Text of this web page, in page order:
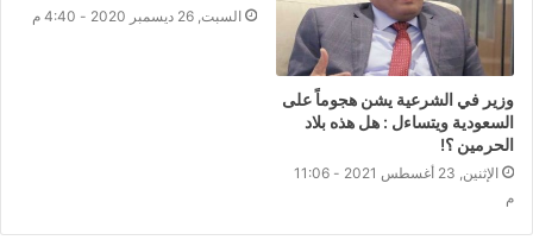
وزير في الشرعية يشن هجوماً على
السعودية ويتساءل : هل هذه بلاد
الحرمين ؟!
الإثنين, 23 أغسطس 2021 - 11:06
م
السبت, 26 ديسمبر 2020 - 4:40 م